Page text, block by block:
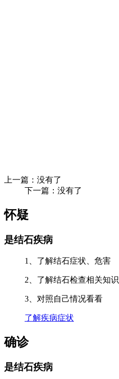
上一篇：没有了
下一篇：没有了
怀疑
是结石疾病
1、了解结石症状、危害
2、了解结石检查相关知识
3、对照自己情况看看
了解疾病症状
确诊
是结石疾病